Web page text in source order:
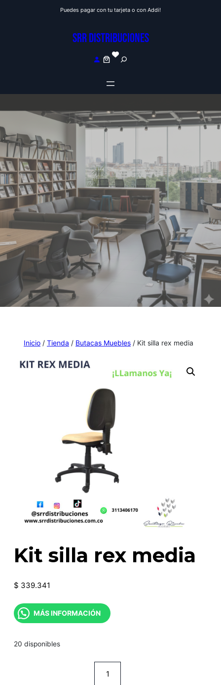
Puedes pagar con tu tarjeta o con Addi!
SRR DISTRIBUCIONES
S
e
h
Inicio / Tienda / Butacas Muebles / Kit silla rex media
Kit silla rex media
$ 339.341
MÁS INFORMACIÓN
20 disponibles
silla